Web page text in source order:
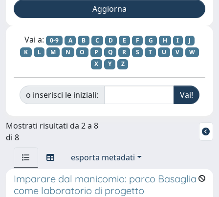
Vai a: 0-9 A B C D E F G H I
J
K
L M N O P Q R S T U V
W
X
Y Z
o inserisci le iniziali:
Mostrati risultati da 2 a 8
di 8
esporta metadati
Imparare dal manicomio: parco Basaglia
come laboratorio di progetto